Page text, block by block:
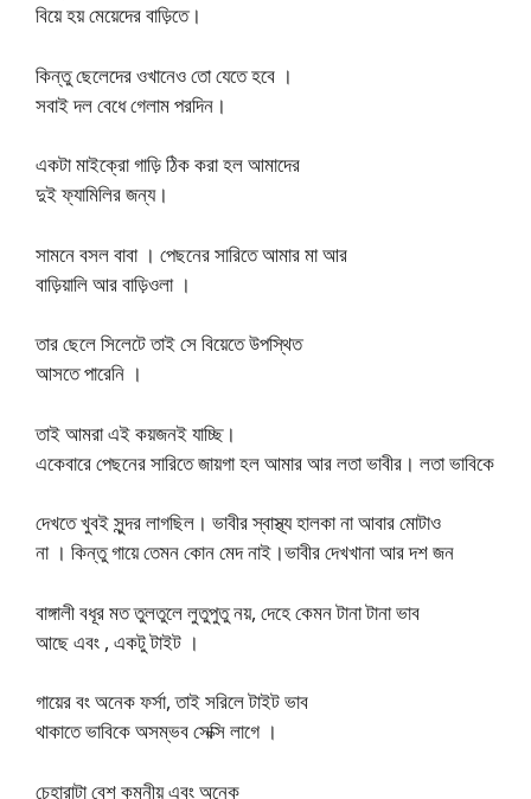
বিয়ে হয় মেয়েদের বাড়িতে।
কিন্তু ছেলেদের ওখানেও তো যেতে হবে ।
সবাই দল বেধে গেলাম পরদিন।
একটা মাইক্রো গাড়ি ঠিক করা হল আমাদের
দুই ফ্যামিলির জন্য।
সামনে বসল বাবা । পেছনের সারিতে আমার মা আর
বাড়িয়ালি আর বাড়িওলা ।
তার ছেলে সিলেটে তাই সে বিয়েতে উপস্থিত
আসতে পারেনি ।
তাই আমরা এই কয়জনই যাচ্ছি।
একেবারে পেছনের সারিতে জায়গা হল আমার আর লতা ভাবীর। লতা ভাবিকে
দেখতে খুবই সুন্দর লাগছিল। ভাবীর স্বাস্থ্য হালকা না আবার মোটাও
না । কিন্তু গায়ে তেমন কোন মেদ নাই।ভাবীর দেখখানা আর দশ জন
বাঙ্গালী বধূর মত তুলতুলে লুতুপুতু নয়, দেহে কেমন টানা টানা ভাব
আছে এবং , একটু টাইট ।
গায়ের বং অনেক ফর্সা, তাই সরিলে টাইট ভাব
থাকাতে ভাবিকে অসম্ভব সেক্সি লাগে ।
চেহারাটা বেশ কমনীয় এবং অনেক